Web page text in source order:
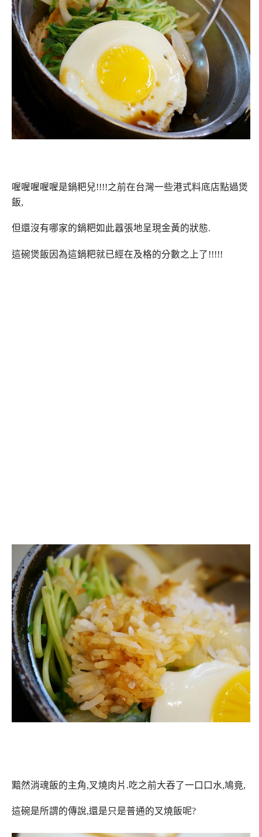
喔喔喔喔喔是鍋粑兒!!!!之前在台灣一些港式料底店點過煲
飯,
但還沒有哪家的鍋粑如此囂張地呈現金黃的狀態.
這碗煲飯因為這鍋粑就已經在及格的分數之上了!!!!!
黯然消魂飯的主角,叉燒肉片.吃之前大吞了一口口水,鳩竟,
這碗是所謂的傳說,還是只是普通的叉燒飯呢?